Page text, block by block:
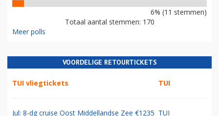
6% (11 stemmen)
Totaal aantal stemmen: 170
Meer polls
VOORDELIGE RETOURTICKETS
TUI vliegtickets TUI
Jul: 8-dg cruise Oost Middellandse Zee €1235 TUI